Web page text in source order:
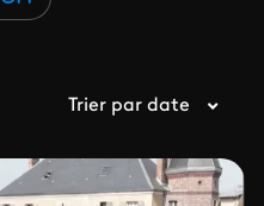
Trier par date